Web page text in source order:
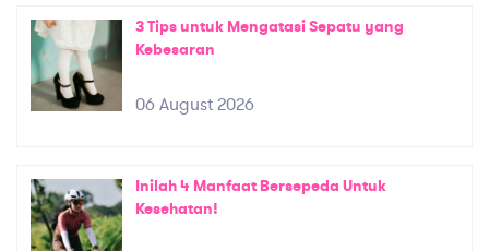
3 Tips untuk Mengatasi Sepatu yang
Kebesaran
06 August 2026
Inilah 4 Manfaat Bersepeda Untuk
Kesehatan!